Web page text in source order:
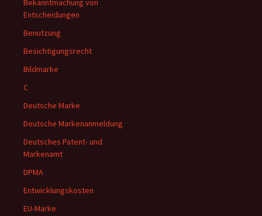
Bekanntmachung von
Entscheidungen
Benutzung
Besichtigungsrecht
Bildmarke
C
Deutsche Marke
Deutsche Markenanmeldung
Deutsches Patent- und
Markenamt
DPMA
Entwicklungskosten
EU-Marke